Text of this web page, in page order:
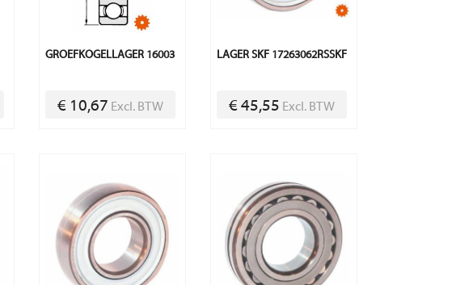
GROEFKOGELLAGER 16003
€ 10,67 Excl. BTW
LAGER SKF 17263062RSSKF
€ 45,55 Excl. BTW